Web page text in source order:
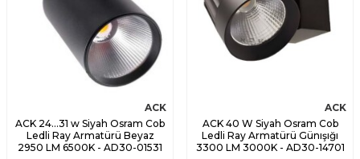
ACK
ACK 40 W Siyah Osram Cob
Ledli Ray Armatürü Günışığı
3300 LM 3000K - AD30-14701
ACK
ACK 24...31 w Siyah Osram Cob
Ledli Ray Armatürü Beyaz
2950 LM 6500K - AD30-01531